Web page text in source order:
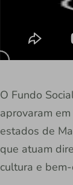
O Fundo
aprovaram
estados de
que atuam
cultura e